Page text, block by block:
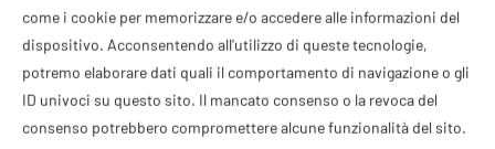
come i cookie per memorizzare e/o accedere alle informazioni del
dispositivo. Acconsentendo all'utilizzo di queste tecnologie,
potremo elaborare dati quali il comportamento di navigazione o gli
ID univoci su questo sito. Il mancato consenso o la revoca del
consenso potrebbero compromettere alcune funzionalità del sito.